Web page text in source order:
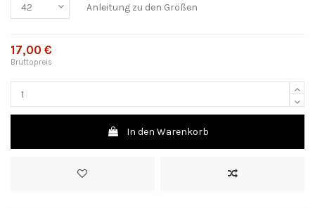
Anleitung zu den Größen
17,00 €
Bruttopreis
In den Warenkorb